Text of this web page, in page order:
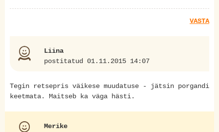
VASTA
Liina
postitatud 01.11.2015 14:07
Tegin retsepris väikese muudatuse - jätsin porgandi
keetmata. Maitseb ka väga hästi.
Merike